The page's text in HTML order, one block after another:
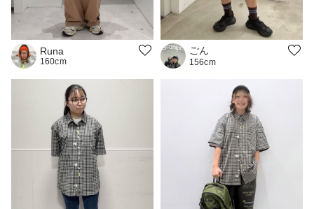
Runa
160cm
ごん
156cm